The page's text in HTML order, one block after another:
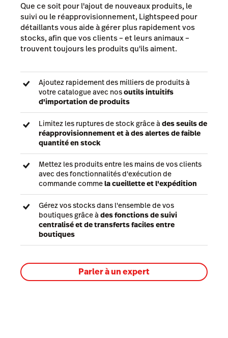
Que ce soit pour l'ajout de nouveaux produits, le
suivi ou le réapprovisionnement, Lightspeed pour
détaillants vous aide à gérer plus rapidement vos
stocks, afin que vos clients – et leurs animaux –
trouvent toujours les produits qu'ils aiment.
Ajoutez rapidement des milliers de produits à
votre catalogue avec nosoutils intuitifs
d'importation de produits
Limitez les ruptures de stock grâce à des seuils de
réapprovisionnement et à des alertes de faible
quantité en stock
Mettez les produits entre les mains de vos clients
avec des fonctionnalités d'exécution de
commande commela cueillette et l'expédition
Gérez vos stocks dans l'ensemble de vos
boutiques grâce à des fonctions de suivi
centralisé et de transferts faciles entre
boutiques
Parler à un expert